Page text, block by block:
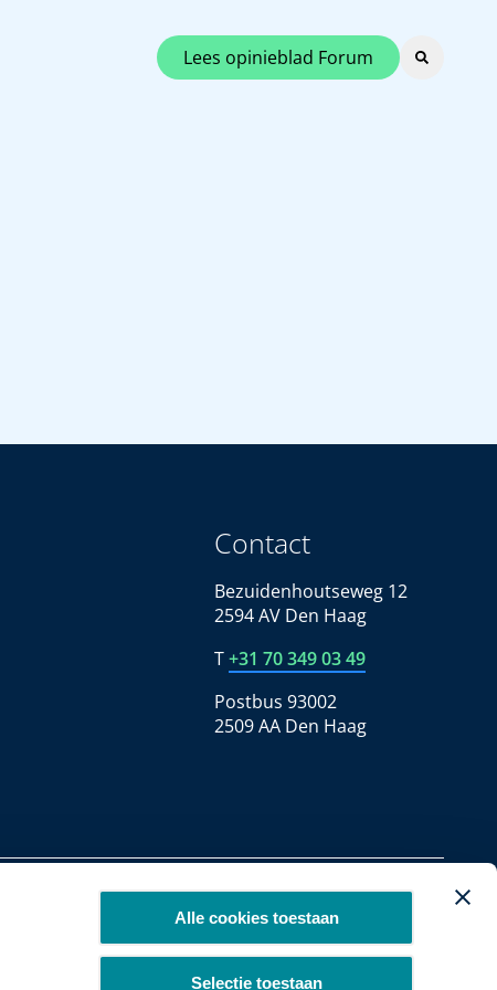
Alle cookies toestaan
Selectie toestaan
Lees opinieblad Forum
Contact
Bezuidenhoutseweg 12
2594 AV Den Haag
T+31 70 349 03 49
Postbus 93002
2509 AA Den Haag
Copyright 2026